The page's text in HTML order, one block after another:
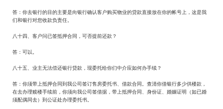
答：你去银行的目的主要是向银行确认客户购买物业的贷款直接放在你的帐号上，这是我
们和银行对您收款负责任。
八十四、客户问已签抵押合同，可否提前还款？
答：可以。
八十五、业主无法偿还银行贷款，现委托给你们中介应如何办手续？
答：你须带上抵押合同到我公司签订售房委托书、借款合同。查清你借银行多少供楼款，
在去办理赎楼手续前，你须向我公司签借据，带上抵押合同、身份证、婚姻证明（如已婚
须配偶同去）到公证处办理委托书。